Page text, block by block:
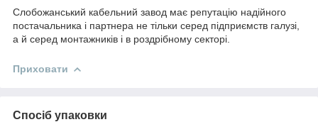
Слобожанський кабельний завод має репутацію надійного
постачальника і партнера не тільки серед підприємств галузі,
а й серед монтажників і в роздрібному секторі.
Приховати
Спосіб упаковки